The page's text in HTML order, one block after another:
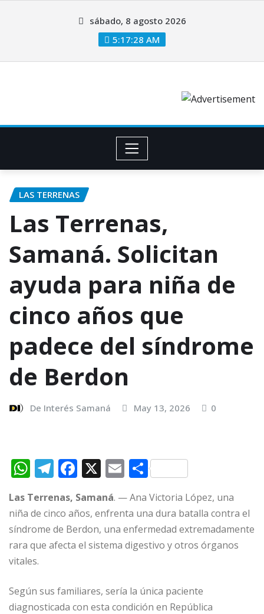
sábado, 8 agosto 2026
5:17:28 AM
LAS TERRENAS
Las Terrenas,
Samaná. Solicitan
ayuda para niña de
cinco años que
padece del síndrome
de Berdon
De Interés Samaná May 13, 2026 0
W
at
s
A
p
T
e
g
ra
F
c
e
b
o
k
X E
ai
l
C
m
p
ar
r
Las Terrenas, Samaná. — Ana Victoria López, una
niña de cinco años, enfrenta una dura batalla contra el
síndrome de Berdon, una enfermedad extremadamente
rara que afecta el sistema digestivo y otros órganos
vitales.
Según sus familiares, sería la única paciente
diagnosticada con esta condición en República